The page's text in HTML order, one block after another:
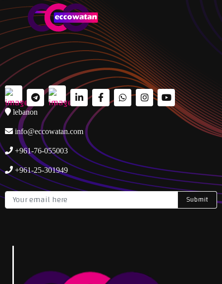
lebanon
info@eccowatan.com
+961-76-055003
+961-25-301949
Submit